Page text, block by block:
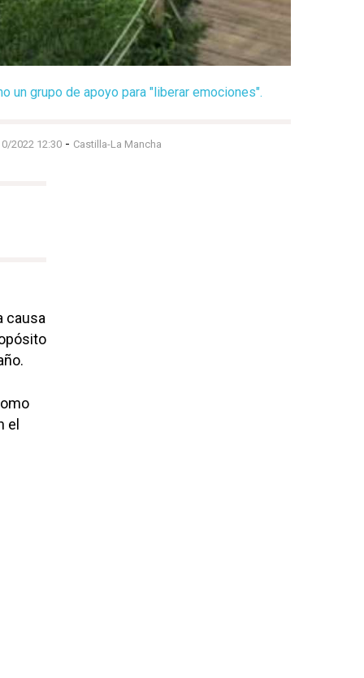
un grupo de apoyo para "liberar emociones".
2022 12:30 - Castilla-La Mancha
causa
el